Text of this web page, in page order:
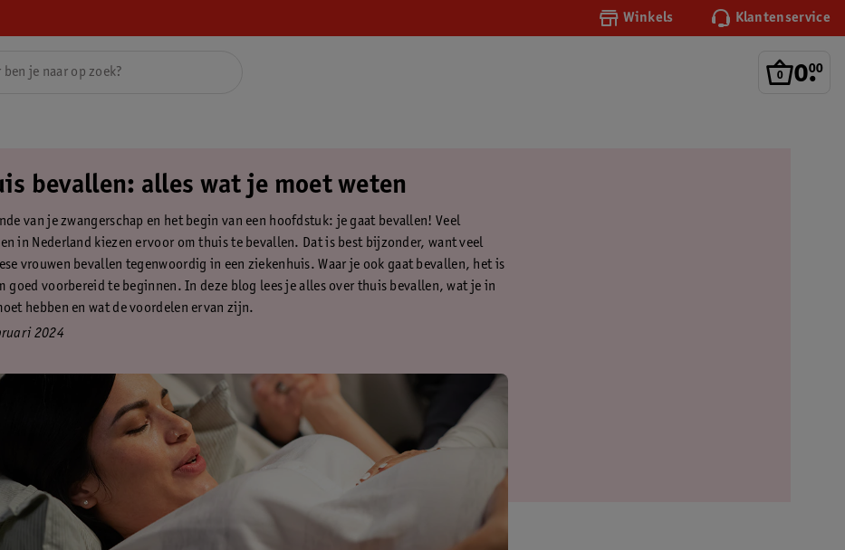
Winkels Klantenservice
0.
00
bevallen: alles wat je moet weten
van je zwangerschap en het begin van een hoofdstuk: je gaat bevallen! Veel
in Nederland kiezen ervoor om thuis te bevallen. Dat is best bijzonder, want veel
vrouwen bevallen tegenwoordig in een ziekenhuis. Waar je ook gaat bevallen, het is
goed voorbereid te beginnen. In deze blog lees je alles over thuis bevallen, wat je in
hebben en wat de voordelen ervan zijn.
2024